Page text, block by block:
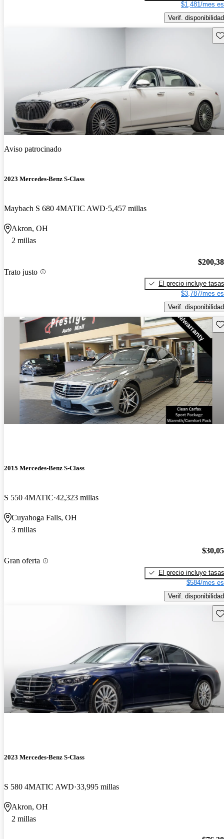
$1,481/mes
Verif. disponibilidad
Aviso patrocinado
2023 Mercedes-Benz S-Class
Maybach S 680 4MATIC AWD 5,457 millas
Akron, OH
2 millas
Trato justo
El precio incluye tasas
$3,787/mes
Verif. disponibilidad
2015 Mercedes-Benz S-Class
S 550 4MATIC 42,323 millas
Cuyahoga Falls, OH
3 millas
Gran oferta
El precio incluye tasas
$584/mes
Verif. disponibilidad
2023 Mercedes-Benz S-Class
S 580 4MATIC AWD 33,995 millas
Akron, OH
2 millas